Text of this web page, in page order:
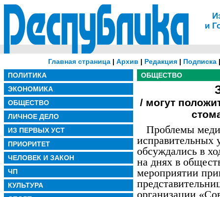
и
Главная страница | Архив | Редакция | Подписка
ПОЛИТИКА
ЭКОНОМИКА
ОБЩЕСТВО
ЛИЧНОЕ ДЕЛО
ИЗ ПЕРВЫХ УСТ
ПРИОРИТЕТ
ЧЕЛОВЕК И ЗАКОН
ЧП
КУЛЬТУРА
ОБЩЕСТВО
/ могут
Проблемы
исправительных
обсуждались в
на днях в
мероприятии
организации